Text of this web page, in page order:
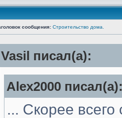
сообщения: Строительство дома.
Vasil писал(а):
Alex2000
... Скорее